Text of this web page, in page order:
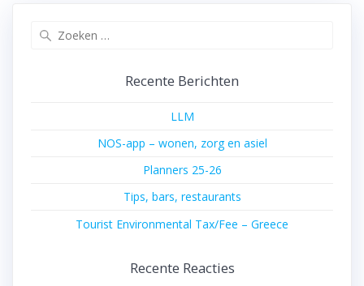
Recente Berichten
LLM
NOS-app – wonen, zorg en asiel
Planners 25-26
Tips, bars, restaurants
Tourist Environmental Tax/Fee – Greece
Recente Reacties